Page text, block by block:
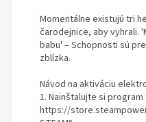
Momentálne existujú tri
čarodejnice, aby vyhrali.
babu' – Schopnosti sú
zblízka.
Návod na aktiváciu
1. Nainštalujte si
https://